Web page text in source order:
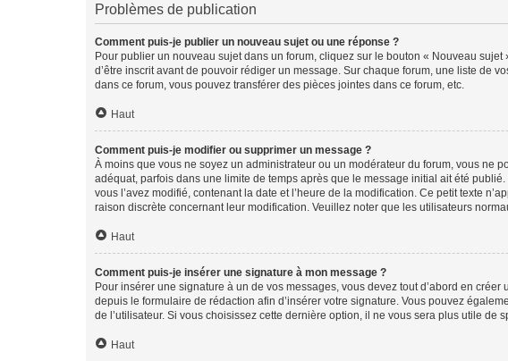
Problèmes de publication
Comment puis-je publier un nouveau sujet ou une réponse ?
Pour publier un nouveau sujet dans un forum, cliquez sur le bouton « Nouveau
d’être inscrit avant de pouvoir rédiger un message. Sur chaque forum, une liste de
dans ce forum, vous pouvez transférer des pièces jointes dans ce forum, etc.
Haut
Comment puis-je modifier ou supprimer un message ?
À moins que vous ne soyez un administrateur ou un modérateur du forum, vous ne
adéquat, parfois dans une limite de temps après que le message initial ait été
vous l’avez modifié, contenant la date et l’heure de la modification. Ce petit texte
raison discrète concernant leur modification. Veuillez noter que les utilisateurs
Haut
Comment puis-je insérer une signature à mon message ?
Pour insérer une signature à un de vos messages, vous devez tout d’abord en
depuis le formulaire de rédaction afin d’insérer votre signature. Vous pouvez
de l’utilisateur. Si vous choisissez cette dernière option, il ne vous sera plus utile de
Haut